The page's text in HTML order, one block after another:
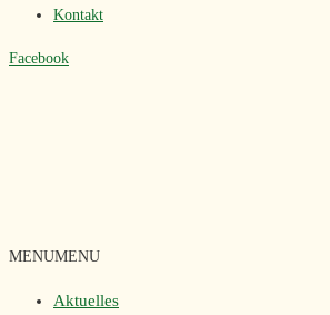
Kontakt
Facebook
MENUMENU
Aktuelles